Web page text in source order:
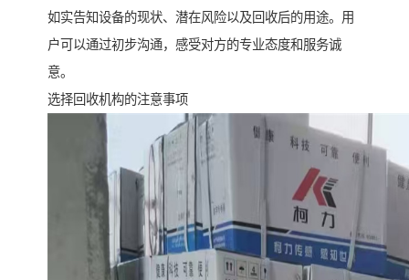
如实告知设备的现状、潜在风险以及回收后的用途。用
户可以通过初步沟通，感受对方的专业态度和服务诚
意。
选择回收机构的注意事项